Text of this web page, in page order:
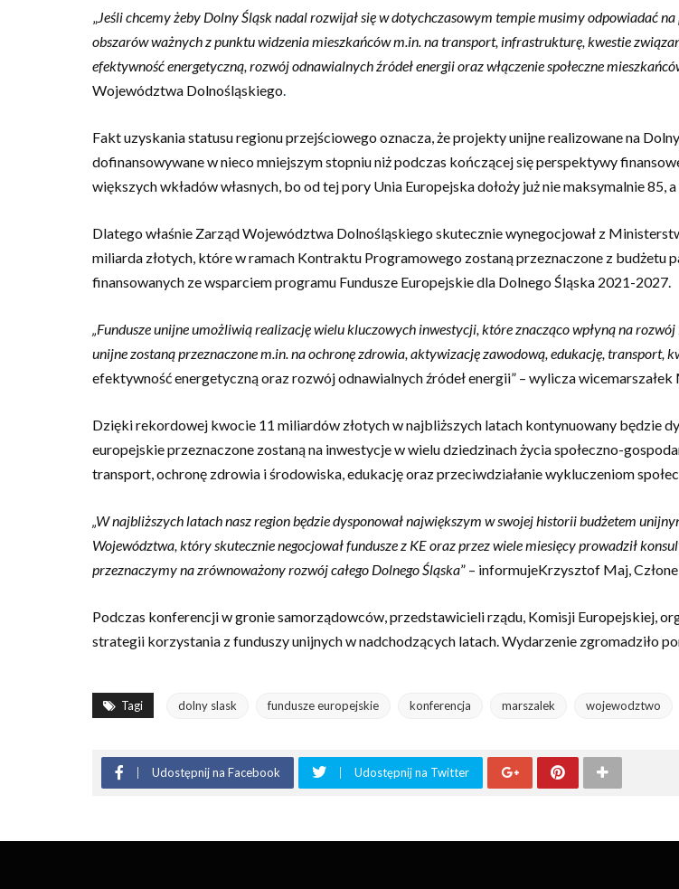
„Jeśli chcemy żeby Dolny Śląsk nadal rozwijał się w dotychczasowym tempie musimy odpowiadać
obszarów ważnych z punktu widzenia mieszkańców m.in. na transport, infrastrukturę, kwestie
efektywność energetyczną, rozwój odnawialnych źródeł energii oraz włączenie społeczne
Województwa Dolnośląskiego.
Fakt uzyskania statusu regionu przejściowego oznacza, że projekty unijne realizowane na
dofinansowywane w nieco mniejszym stopniu niż podczas kończącej się perspektywy
większych wkładów własnych, bo od tej pory Unia Europejska dołoży już nie maksymalnie
Dlatego właśnie Zarząd Województwa Dolnośląskiego skutecznie wynegocjował z
miliarda złotych, które w ramach Kontraktu Programowego zostaną przeznaczone z budżetu
finansowanych ze wsparciem programu Fundusze Europejskie dla Dolnego Śląska 2021-2027.
„Fundusze unijne umożliwią realizację wielu kluczowych inwestycji, które znacząco wpłyną na
unijne zostaną przeznaczone m.in. na ochronę zdrowia, aktywizację zawodową, edukację, transport,
efektywność energetyczną oraz rozwój odnawialnych źródeł energii” – wylicza
Dzięki rekordowej kwocie 11 miliardów złotych w najbliższych latach kontynuowany będzie
europejskie przeznaczone zostaną na inwestycje w wielu dziedzinach życia społeczno-
transport, ochronę zdrowia i środowiska, edukację oraz przeciwdziałanie wykluczeniom
„W najbliższych latach nasz region będzie dysponował największym w swojej historii budżetem
Województwa, który skutecznie negocjował fundusze z KE oraz przez wiele miesięcy prowadził
przeznaczymy na zrównoważony rozwój całego Dolnego Śląska” – informujeKrzysztof Maj,
Podczas konferencji w gronie samorządowców, przedstawicieli rządu, Komisji Europejskiej,
strategii korzystania z funduszy unijnych w nadchodzących latach. Wydarzenie zgromadziło
Tagi dolny slask fundusze europejskie konferencja marszalek wojewodztwo
Udostępnij na Facebook Udostępnij na Twitter